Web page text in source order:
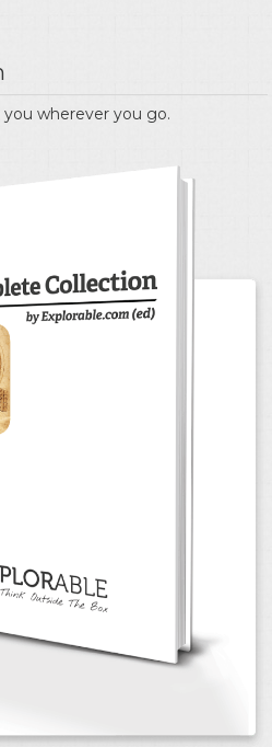
you wherever you go.